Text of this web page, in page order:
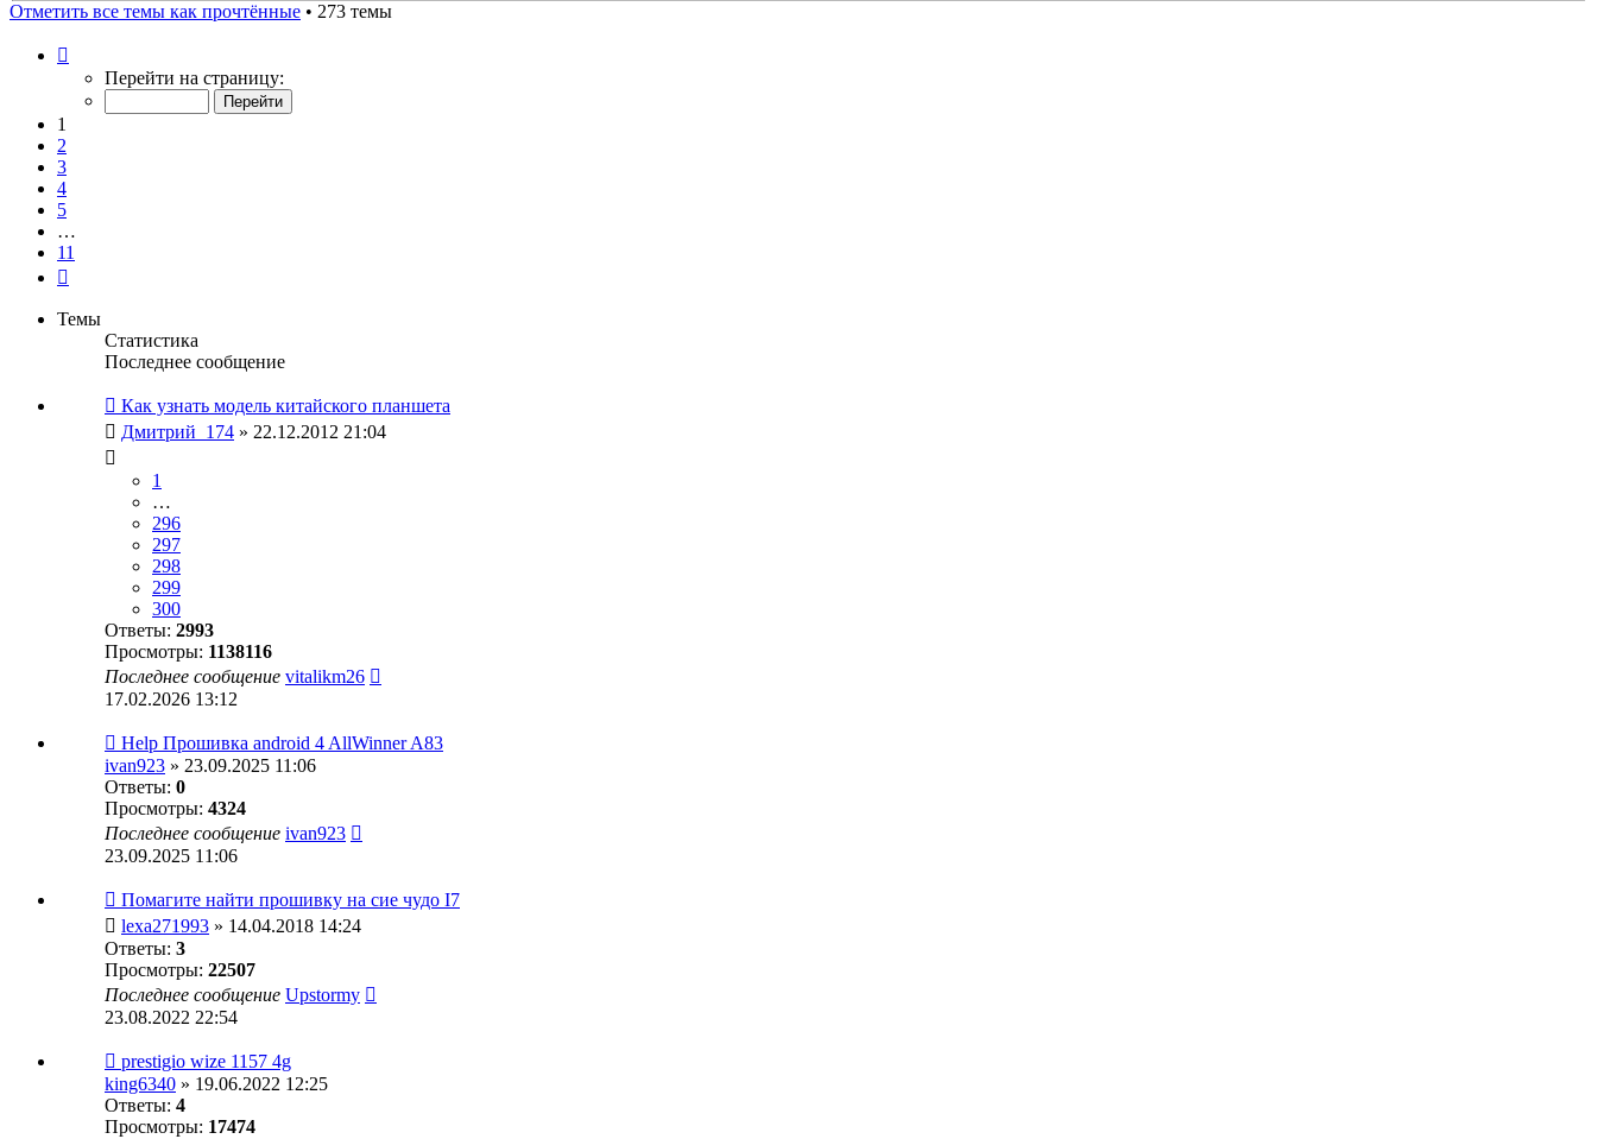
Отметить все темы как прочтённые • 273 темы
Перейти на страницу:
1
2
3
4
5
…
11
Темы
Статистика
Последнее сообщение
Как узнать модель китайского планшета
Дмитрий_174 » 22.12.2012 21:04
1
…
296
297
298
299
300
Ответы: 2993
Просмотры: 1138116
Последнее сообщение vitalikm26
17.02.2026 13:12
Help Прошивка android 4 AllWinner A83
ivan923 » 23.09.2025 11:06
Ответы: 0
Просмотры: 4324
Последнее сообщение ivan923
23.09.2025 11:06
Помагите найти прошивку на сие чудо I7
lexa271993 » 14.04.2018 14:24
Ответы: 3
Просмотры: 22507
Последнее сообщение Upstormy
23.08.2022 22:54
prestigio wize 1157 4g
king6340 » 19.06.2022 12:25
Ответы: 4
Просмотры: 17474